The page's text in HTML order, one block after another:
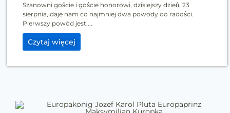
Szanowni goście i goście honorowi, dzisiejszy dzień, 23
sierpnia, daje nam co najmniej dwa powody do radości.
Pierwszy powód jest ...
Czytaj więcej